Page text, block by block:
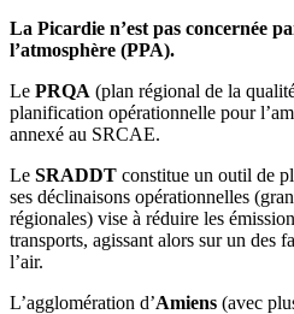
La Picardie n’est pas concernée
l’atmosphère (PPA).
Le PRQA (plan régional de la
planification opérationnelle pour
annexé au SRCAE.
Le SRADDT constitue un outil de
ses déclinaisons opérationnelles
régionales) vise à réduire les
transports, agissant alors sur un des
l’air.
L’agglomération d’Amiens (avec